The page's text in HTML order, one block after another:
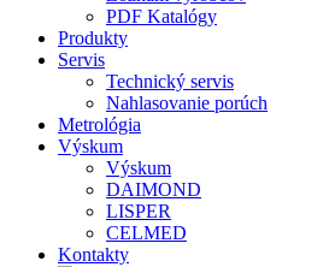
PDF Katalógy
Produkty
Servis
Technický servis
Nahlasovanie porúch
Metrológia
Výskum
Výskum
DAIMOND
LISPER
CELMED
Kontakty